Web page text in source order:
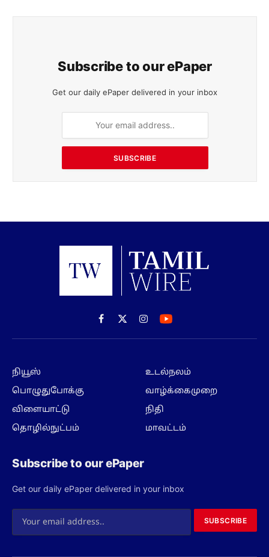
Subscribe to our ePaper
Get our daily ePaper delivered in your inbox
SUBSCRIBE
Facebook
X
(Twitter)
Instagram
நியூஸ்
பொழுதுபோக்கு
விளையாட்டு
தொழில்நுட்பம்
உடல்நலம்
வாழ்க்கைமுறை
நிதி
மாவட்டம்
Subscribe to our ePaper
Get our daily ePaper delivered in your inbox
SUBSCRIBE